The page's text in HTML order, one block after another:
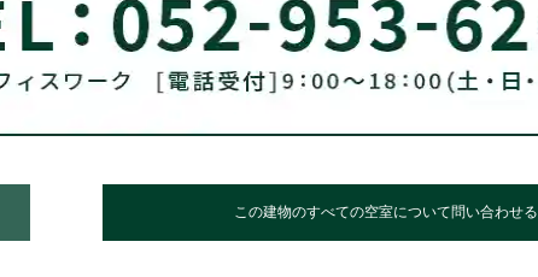
この建物のすべての空室について問い合わせる